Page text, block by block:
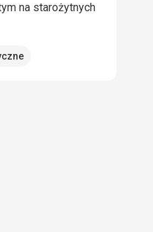
na starożytnych